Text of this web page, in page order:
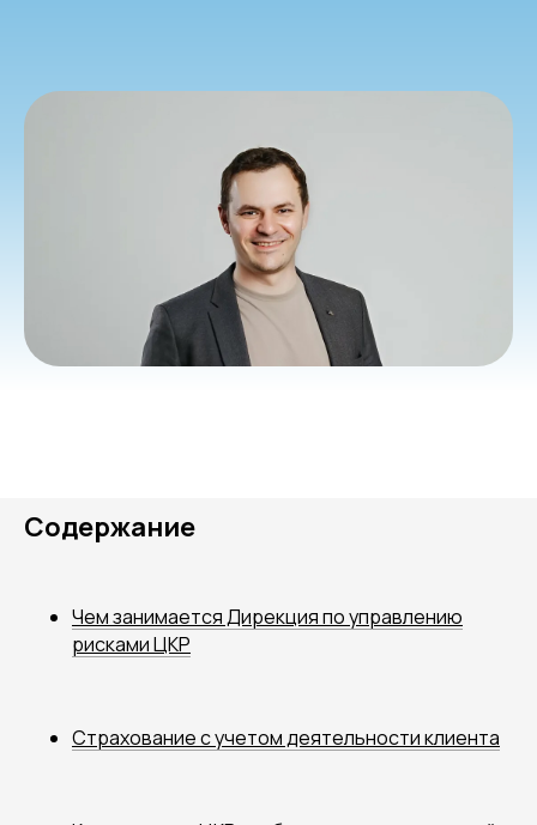
Содержание
Чем занимается Дирекция по управлению
рисками ЦКР
Страхование с учетом деятельности клиента